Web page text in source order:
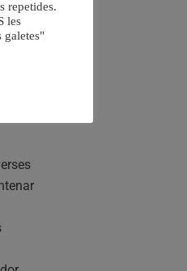
repetides.
les
galetes"